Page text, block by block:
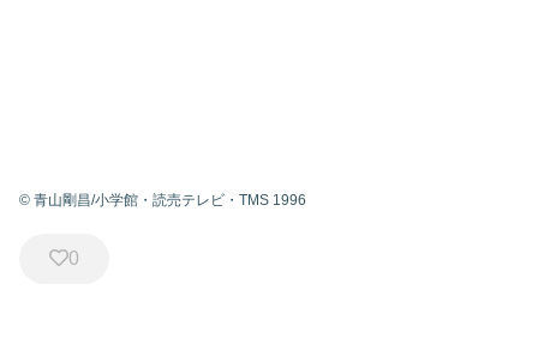
© 青山剛昌/小学館・読売テレビ・TMS 1996
0